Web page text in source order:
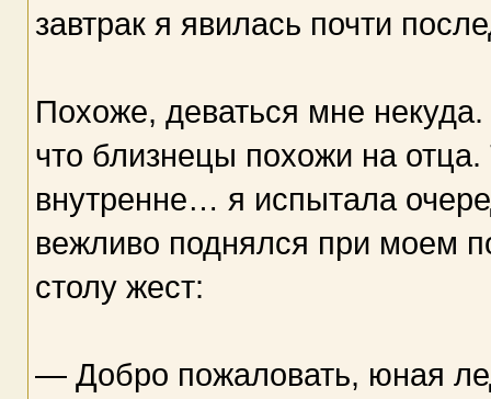
завтрак я явилась почти
Похоже, деваться мне
что близнецы похожи на
внутренне… я испытала
вежливо поднялся при моем
столу жест:
— Добро пожаловать, юная